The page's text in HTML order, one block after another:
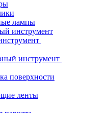
лампы
инструмент
инструмент
поверхности
ленты